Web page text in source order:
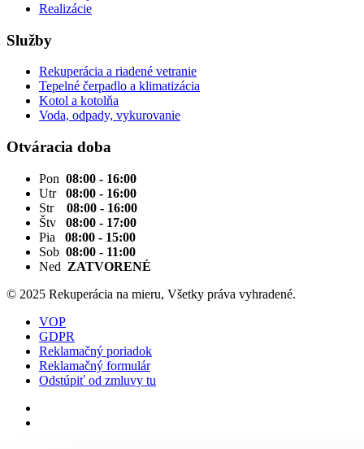
Realizácie
Služby
Rekuperácia a riadené vetranie
Tepelné čerpadlo a klimatizácia
Kotol a kotolňa
Voda, odpady, vykurovanie
Otváracia doba
Pon 08:00 - 16:00
Utr 08:00 - 16:00
Str 08:00 - 16:00
Štv 08:00 - 17:00
Pia 08:00 - 15:00
Sob 08:00 - 11:00
Ned ZATVORENÉ
© 2025 Rekuperácia na mieru, Všetky práva vyhradené.
VOP
GDPR
Reklamačný poriadok
Reklamačný formulár
Odstúpiť od zmluvy tu